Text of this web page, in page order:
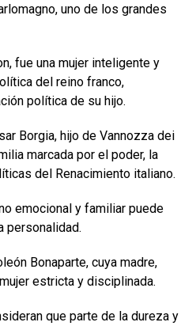
uno de los grandes
fue una mujer inteligente y
del reino franco,
política de su hijo.
Borgia, hijo de Vannozza dei
marcada por el poder, la
del Renacimiento italiano.
emocional y familiar puede
personalidad.
Bonaparte, cuya madre,
estricta y disciplinada.
que parte de la dureza y